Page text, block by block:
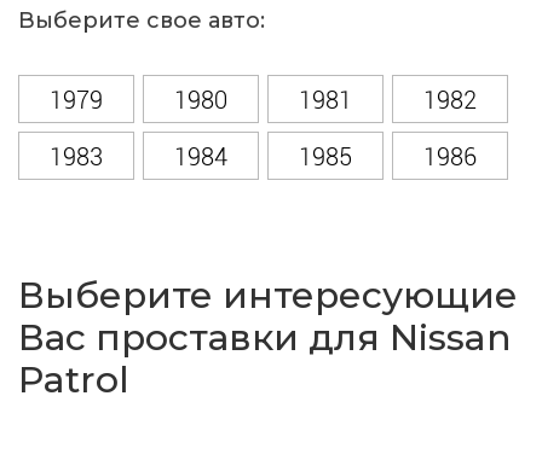
Выберите свое авто:
1979 1980 1981
1982
1983
1984 1985
1986
1995
1996 1997
1998
1999
Выберите интересующие
Вас проставки для Nissan
Patrol